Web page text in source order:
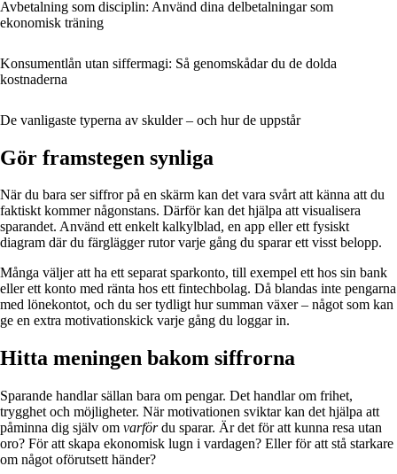
Avbetalning som disciplin: Använd dina delbetalningar som
ekonomisk träning
Konsumentlån utan siffermagi: Så genomskådar du de dolda
kostnaderna
De vanligaste typerna av skulder – och hur de uppstår
Gör framstegen synliga
När du bara ser siffror på en skärm kan det vara svårt att känna att du
faktiskt kommer någonstans. Därför kan det hjälpa att visualisera
sparandet. Använd ett enkelt kalkylblad, en app eller ett fysiskt
diagram där du färglägger rutor varje gång du sparar ett visst belopp.
Många väljer att ha ett separat sparkonto, till exempel ett hos sin bank
eller ett konto med ränta hos ett fintechbolag. Då blandas inte pengarna
med lönekontot, och du ser tydligt hur summan växer – något som kan
ge en extra motivationskick varje gång du loggar in.
Hitta meningen bakom siffrorna
Sparande handlar sällan bara om pengar. Det handlar om frihet,
trygghet och möjligheter. När motivationen sviktar kan det hjälpa att
påminna dig själv om varfördu sparar. Är det för att kunna resa utan
oro? För att skapa ekonomisk lugn i vardagen? Eller för att stå starkare
om något oförutsett händer?